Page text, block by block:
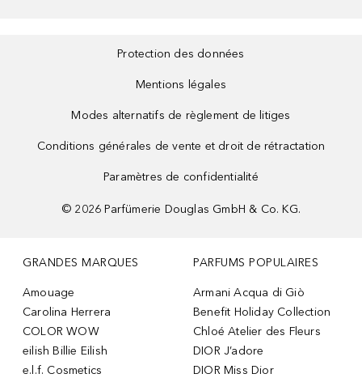
Protection des données
Mentions légales
Modes alternatifs de règlement de litiges
Conditions générales de vente et droit de rétractation
Paramètres de confidentialité
© 2026 Parfümerie Douglas GmbH & Co. KG.
GRANDES MARQUES
Amouage
Carolina Herrera
COLOR WOW
eilish Billie Eilish
e.l.f. Cosmetics
PARFUMS POPULAIRES
Armani Acqua di Giò
Benefit Holiday Collection
Chloé Atelier des Fleurs
DIOR J’adore
DIOR Miss Dior